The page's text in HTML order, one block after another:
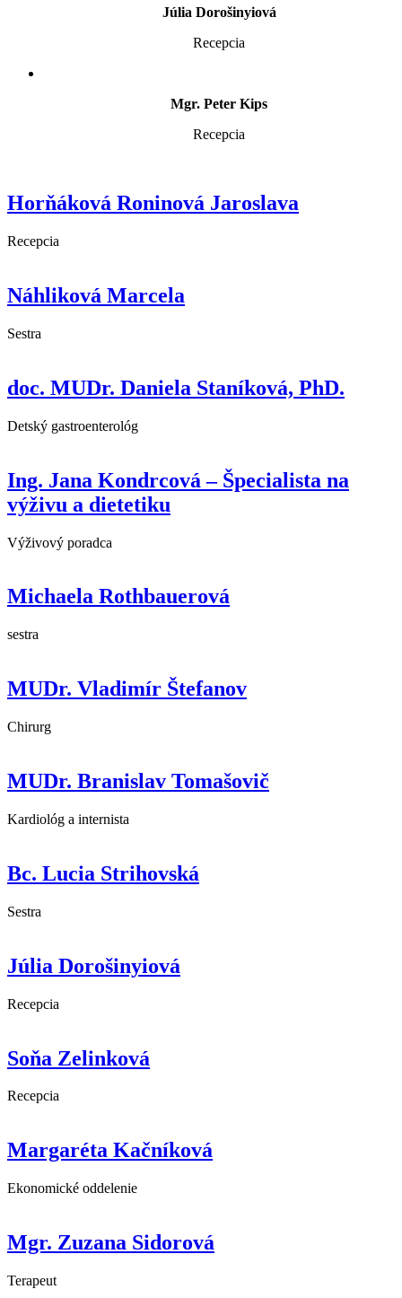
Júlia Dorošinyiová
Recepcia
Mgr. Peter Kips
Recepcia
Horňáková Roninová Jaroslava
Recepcia
Náhliková Marcela
Sestra
doc. MUDr. Daniela Staníková, PhD.
Detský gastroenterológ
Ing. Jana Kondrcová – Špecialista na
výživu a dietetiku
Výživový poradca
Michaela Rothbauerová
sestra
MUDr. Vladimír Štefanov
Chirurg
MUDr. Branislav Tomašovič
Kardiológ a internista
Bc. Lucia Strihovská
Sestra
Júlia Dorošinyiová
Recepcia
Soňa Zelinková
Recepcia
Margaréta Kačníková
Ekonomické oddelenie
Mgr. Zuzana Sidorová
Terapeut